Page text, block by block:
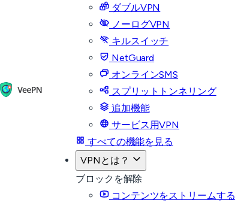
ダブルVPN
ノーログVPN
キルスイッチ
NetGuard
オンラインSMS
スプリットトンネリング
追加機能
サービス用VPN
すべての機能を見る
VPNとは？
ブロックを解除
コンテンツをストリームする